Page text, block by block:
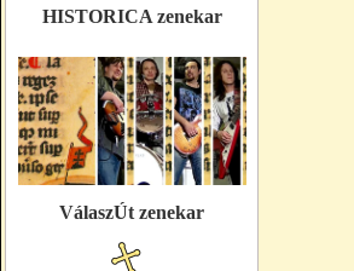
HISTORICA zenekar
VálaszÚt zenekar